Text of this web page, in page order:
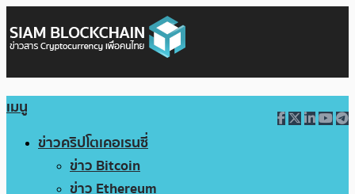
เมนู
ข่าวคริปโตเคอเรนซี่
ข่าว Bitcoin
ข่าว Ethereum